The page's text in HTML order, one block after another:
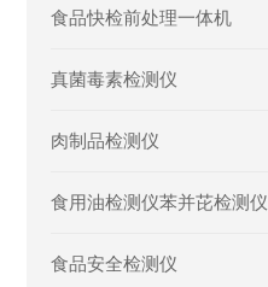
食品快检前处理一体机
真菌毒素检测仪
肉制品检测仪
食用油检测仪苯并芘检测仪
食品安全检测仪